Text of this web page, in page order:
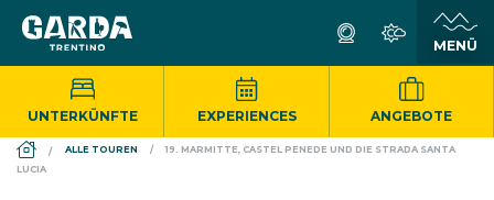
UNTERKÜNFTE EXPERIENCES ANGEBOTE
DS_BREADCRUMB.HOME
ALLE TOUREN
19. MARMITTE, CASTEL PENEDE UND DIE STRADA SANTA
LUCIA